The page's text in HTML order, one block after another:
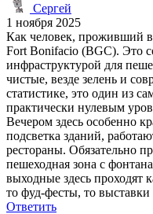
Сергей
1 ноября 2025
Как человек, проживший
Fort Bonifacio (BGC). Это
инфраструктурой для
чистые, везде зелень и
статистике, это один из
практически нулевым
Вечером здесь особенно
подсветка зданий,
рестораны. Обязательно
пешеходная зона с
выходные здесь проходят
то фуд-фесты, то
Ответить